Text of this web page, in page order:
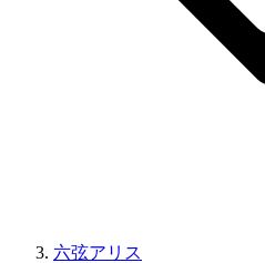
六弦アリス